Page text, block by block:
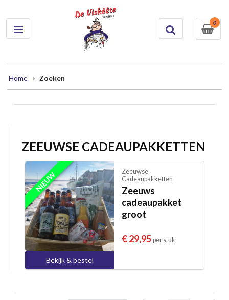
0
Home Zoeken
ZEEUWSE CADEAUPAKKETTEN
NIEUW
Bekijk & bestel
Zeeuwse
Cadeaupakketten
Zeeuws
cadeaupakket
groot
€ 29,95 per stuk